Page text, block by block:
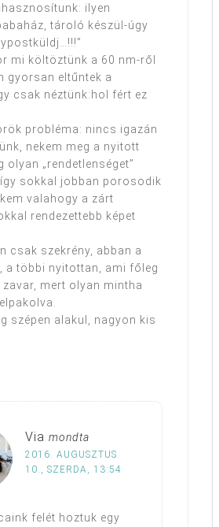
ilyen
tároló készül-úgy
mi költöztünk a 60 nm-ről
gyorsan eltűntek a
csak néztünk:hol fért ez
probléma: nincs igazán
nekem meg a nyitott
olyan „rendetlenséget”
sokkal jobban porosodik
valahogy a zárt
rendezettebb képet
csak szekrény, abban a
a többi nyitottan, ami főleg
zavar, mert olyan mintha
szépen alakul, nagyon kis
Via mondta
2016. AUGUSZTUS
10., SZERDA, 13:54
felét hoztuk egy